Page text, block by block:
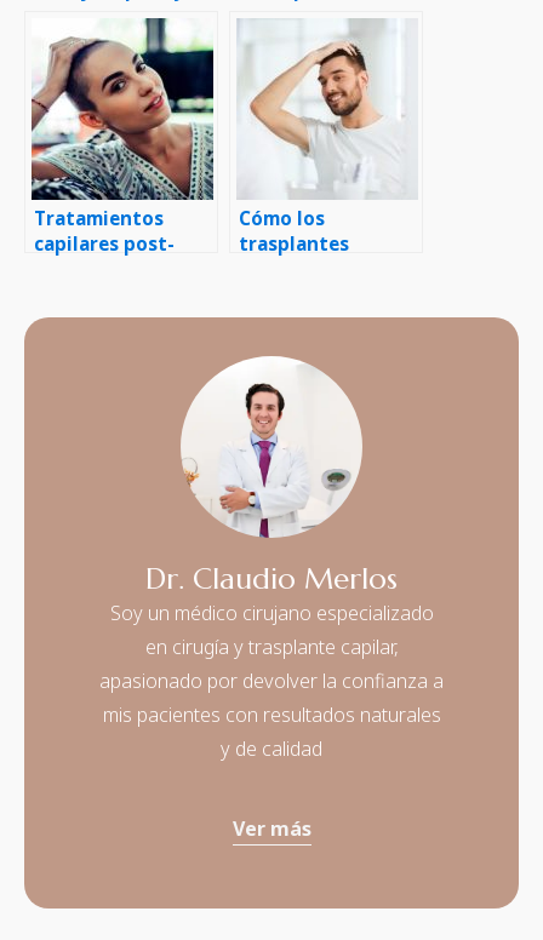
estimulación en el
crecimiento del
cabello
vitamínicos para la
salud capilar
Tratamientos
capilares post-
Cómo los
trasplantes
apariencia facial
Dr. Claudio Merlos
Soy un médico cirujano especializado
en cirugía y trasplante capilar,
apasionado por devolver la confianza a
mis pacientes con resultados naturales
y de calidad
Ver más